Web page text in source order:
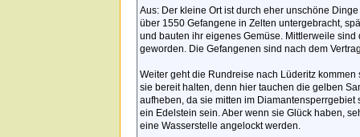
Aus: Der kleine Ort ist durch eher unschöne
über 1550 Gefangene in Zelten untergebracht,
und bauten ihr eigenes Gemüse. Mittlerweile
geworden. Die Gefangenen sind nach dem
Weiter geht die Rundreise nach Lüderitz
sie bereit halten, denn hier tauchen die gelben
aufheben, da sie mitten im
ein Edelstein sein. Aber wenn sie Glück haben,
eine Wasserstelle angelockt werden.